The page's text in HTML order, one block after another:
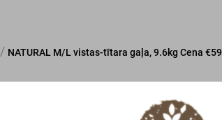
/ NATURAL M/L vistas-tītara gaļa, 9.6kg Cena €59